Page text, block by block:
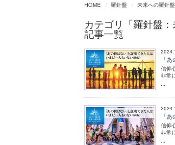
HOME 羅針盤 未来への羅針
カテゴリ「羅針盤
記事一覧
「
信仰
非常
...
「
信仰
非常
...